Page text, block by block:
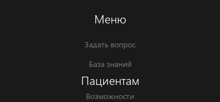
Меню
Задать вопрос
База знаний
Пациентам
Возможности